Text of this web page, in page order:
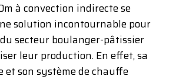
à convection indirecte se
solution incontournable pour
secteur boulanger-pâtissier
leur production. En effet, sa
et son système de chauffe